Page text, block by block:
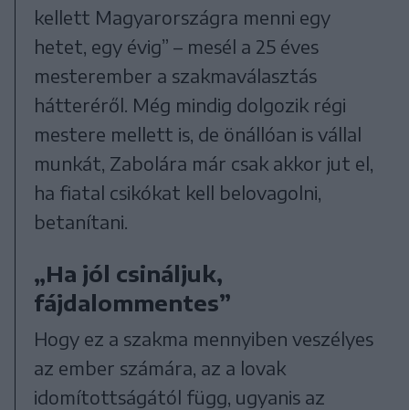
kellett Magyarországra menni egy
hetet, egy évig” – mesél a 25 éves
mesterember a szakmaválasztás
hátteréről. Még mindig dolgozik régi
mestere mellett is, de önállóan is vállal
munkát, Zabolára már csak akkor jut el,
ha fiatal csikókat kell belovagolni,
betanítani.
„Ha jól csináljuk,
fájdalommentes”
Hogy ez a szakma mennyiben veszélyes
az ember számára, az a lovak
idomítottságától függ, ugyanis az